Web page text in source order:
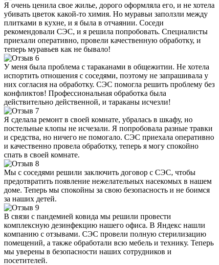
Я очень ценила свое жилье, дорого оформляла его, и не хотела
убивать цветок какой-то химия. Но муравьи заползли между
плитками в кухне, и я была в отчаянии. Соседи
рекомендовали СЭС, и я решила попробовать. Специалисты
приехали оперативно, провели качественную обработку, и
теперь муравьев как не бывало!
У меня была проблема с тараканами в общежитии. Не хотела
испортить отношения с соседями, поэтому не запрашивала у
них согласия на обработку. СЭС помогла решить проблему без
конфликтов! Профессиональная обработка была
действительно действенной, и тараканы исчезли!
Я сделала ремонт в своей комнате, убралась в шкафу, но
постельные клопы не исчезали. Я попробовала разные травки
и средства, но ничего не помогало. СЭС приехала оперативно
и качественно провела обработку, теперь я могу спокойно
спать в своей комнате.
Мы с соседями решили заключить договор с СЭС, чтобы
предотвратить появление нежелательных насекомых в нашем
доме. Теперь мы спокойны за свою безопасность и не боимся
за наших детей.
В связи с пандемией ковида мы решили провести
комплексную дезинфекцию нашего офиса. В Яндекс нашли
компанию с отзывами. СЭС провели полную стерилизацию
помещений, а также обработали всю мебель и технику. Теперь
мы уверены в безопасности наших сотрудников и
посетителей.